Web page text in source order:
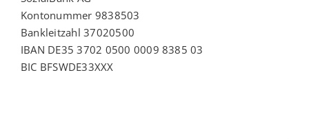
Kontonummer 9838503
Bankleitzahl 37020500
IBAN DE35 3702 0500 0009 8385 03
BIC BFSWDE33XXX